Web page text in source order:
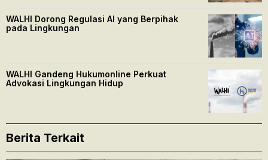
WALHI Dorong Regulasi AI yang Berpihak
pada Lingkungan
WALHI Gandeng Hukumonline Perkuat
Advokasi Lingkungan Hidup
Berita Terkait